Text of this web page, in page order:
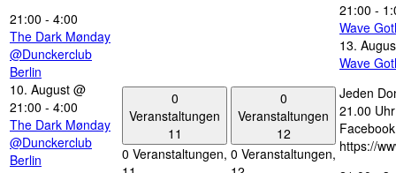
21:00 - 4:00
The Dark Mønday
@Dunckerclub
Berlin
10. August @
21:00 - 4:00
The Dark Mønday
@Dunckerclub
Berlin
0
Veranstaltungen
11
0 Veranstaltungen,
0
Veranstaltungen
12
0 Veranstaltungen,
21:00 -
Wave
13.
Wave
Jeden
21.00
https://